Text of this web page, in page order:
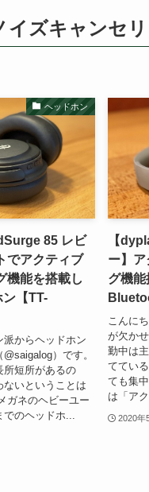
イズキャンセ
ヘッドホン
85 レビ
でアクティブ
機能を搭載し
【TT-
派からヘッドホン
）です。
所短所があるの
いということは
ガネのヘビーユー
のヘッドホ...
【
ー】
グ機
こんに
が欠か
勤中は
ててい
ても集
は「ア
2020年